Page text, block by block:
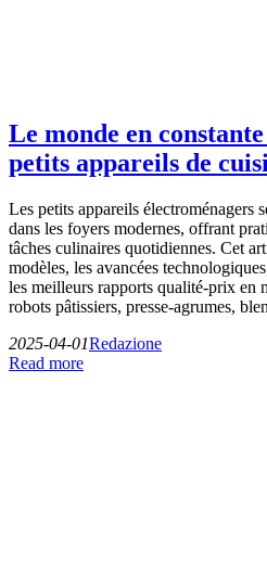
Le monde en
petits appareils de
Les petits appareils électroménagers
dans les foyers modernes, offrant
tâches culinaires quotidiennes. Cet
modèles, les avancées
les meilleurs rapports qualité-prix en
robots pâtissiers, presse-agrumes,
2025-04-01Redazione
Read more